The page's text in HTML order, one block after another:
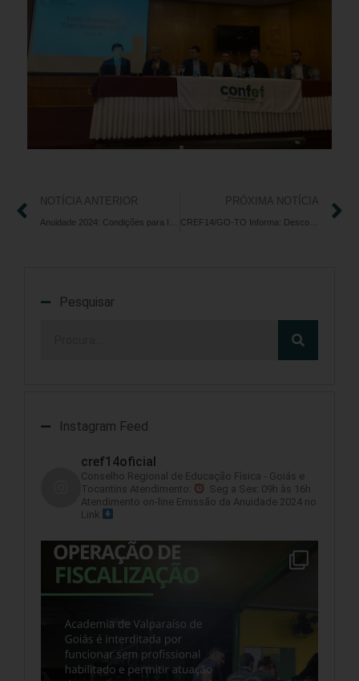
NOTÍCIA ANTERIOR PRÓXIMA NOTÍCIA
Pesquisar
Instagram Feed
cref14oficial
Conselho Regional de Educação Física - Goiás e
Tocantins Atendimento:
Seg a Sex: 09h às 16h
Atendimento on-line Emissão da Anuidade 2024 no
Link